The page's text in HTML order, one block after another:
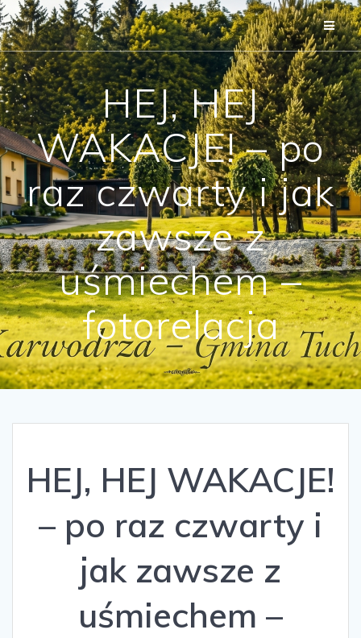
Przejdź
do
treści
HEJ, HEJ
WAKACJE! – po
raz czwarty i jak
zawsze z
uśmiechem –
fotorelacja
HEJ, HEJ WAKACJE!
– po raz czwarty i
jak zawsze z
uśmiechem –